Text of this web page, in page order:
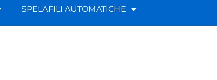
SPELAFILI AUTOMATICHE